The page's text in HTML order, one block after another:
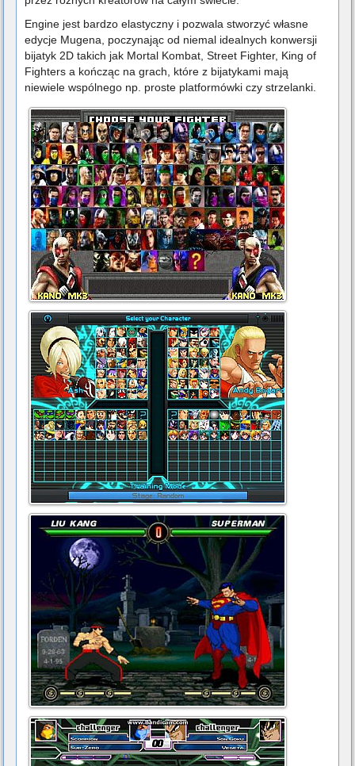
Engine jest bardzo elastyczny i pozwala stworzyć własne
edycje Mugena, poczynając od niemal idealnych konwersji
bijatyk 2D takich jak Mortal Kombat, Street Fighter, King of
Fighters a kończąc na grach, które z bijatykami mają
niewiele wspólnego np. proste platformówki czy strzelanki.